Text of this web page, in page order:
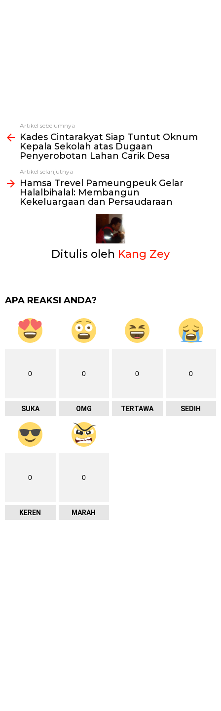
Lihat
selengkapnya
Artikel sebelumnya
Kades Cintarakyat Siap Tuntut Oknum
Kepala Sekolah atas Dugaan
Penyerobotan Lahan Carik Desa
Artikel selanjutnya
Hamsa Trevel Pameungpeuk Gelar
Halalbihalal: Membangun
Kekeluargaan dan Persaudaraan
Ditulis oleh Kang Zey
APA REAKSI ANDA?
0
SUKA
0
OMG
0
TERTAWA
0
SEDIH
0
KEREN
0
MARAH